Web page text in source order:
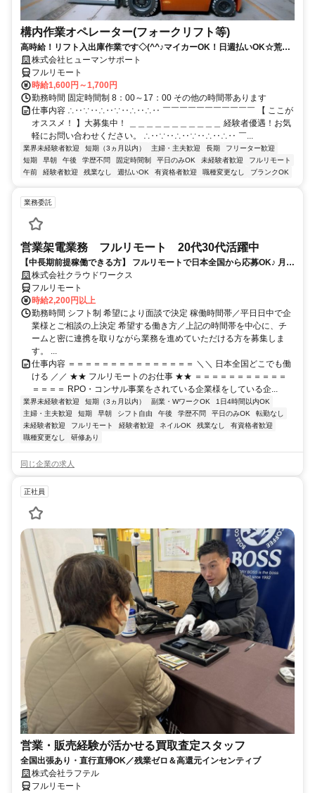
構内作業オペレーター(フォークリフト等)
高時給！リフト入出庫作業です◇(^^♪マイカーOK！日週払いOK☆荒本
駅★【シゴト№0619】
株式会社ヒューマンサポート
フルリモート
時給1,600円～1,700円
勤務時間 固定時間制 8：00～17：00 その他の時間帯あります
仕事内容 ∴‥∵‥∴‥∵‥∴‥∴‥ ￣￣￣￣￣￣￣￣￣￣￣ 【 ここが
オススメ！ 】大募集中！ ＿＿＿＿＿＿＿＿＿＿＿ 経験者優遇！お気
軽にお問い合わせください。 ∴‥∵‥∴‥∵‥∴‥∴‥ ￣...
業界未経験者歓迎 短期（3ヵ月以内） 主婦・主夫歓迎 長期
フリーター歓迎
短期
早朝 午後 学歴不問 固定時間制 平日のみOK 未経験者歓迎
フルリモート
午前
経験者歓迎 残業なし 週払いOK 有資格者歓迎 職種変更なし ブランクOK
業務委託
営業架電業務 フルリモート 20代30代活躍中
【中長期前提稼働できる方】 フルリモートで日本全国から応募OK♪ 月稼
働40時間で安定収入！
株式会社クラウドワークス
フルリモート
時給2,200円以上
勤務時間 シフト制 希望により面談で決定 稼働時間帯／平日日中で企
業様とご相談の上決定 希望する働き方／上記の時間帯を中心に、チ
ームと密に連携を取りながら業務を進めていただける方を募集しま
す。 ...
仕事内容 ＝＝＝＝＝＝＝＝＝＝＝＝＝＝＝ ＼＼ 日本全国どこでも働
ける ／／ ★★ フルリモートのお仕事 ★★ ＝＝＝＝＝＝＝＝＝＝＝
＝＝＝＝ RPO・コンサル事業をされている企業様をしている企...
業界未経験者歓迎 短期（3ヵ月以内） 副業・WワークOK
1日4時間以内OK
主婦・主夫歓迎
短期 早朝 シフト自由 午後 学歴不問 平日のみOK
転勤なし
未経験者歓迎
フルリモート 経験者歓迎 ネイルOK 残業なし
有資格者歓迎
職種変更なし
研修あり
同じ企業の求人
正社員
営業・販売経験が活かせる買取査定スタッフ
全国出張あり・直行直帰OK／残業ゼロ＆高還元インセンティブ
株式会社ラフテル
フルリモート